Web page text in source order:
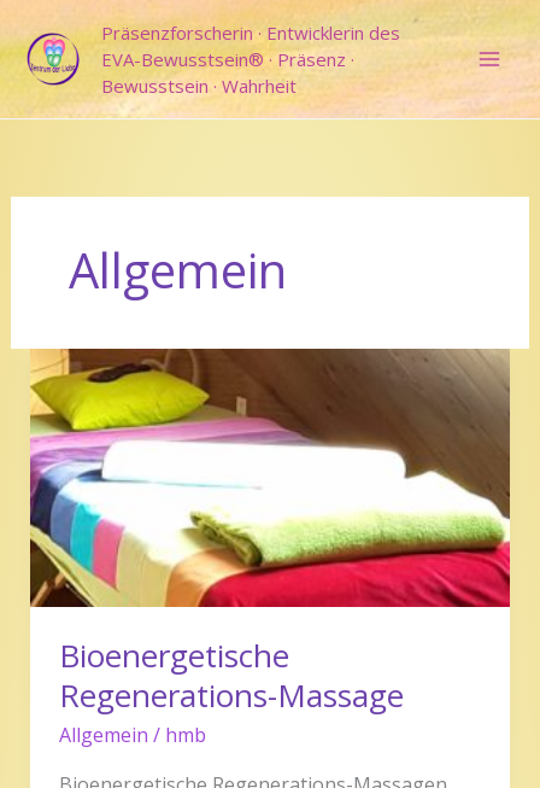
Inhalt
springen
Präsenzforscherin · Entwicklerin des
EVA-Bewusstsein® · Präsenz ·
Bewusstsein · Wahrheit
Allgemein
Bioenergetische
Regenerations-Massage
Allgemein / hmb
Bioenergetische
Regenerations-
Massage